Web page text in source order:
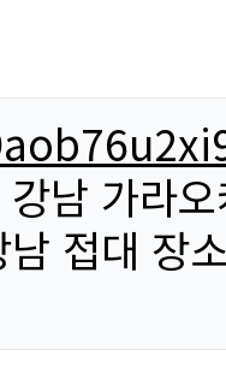
남 가라
접대 장